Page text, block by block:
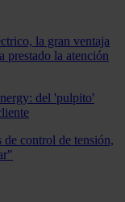
la gran ventaja
prestado la atención
del 'pulpito'
control de tensión,